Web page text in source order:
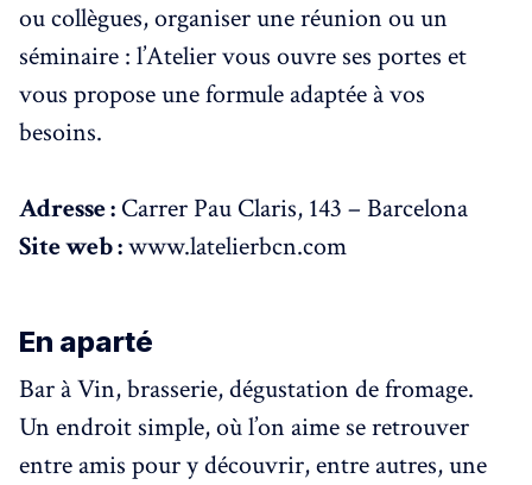
ou collègues, organiser une réunion ou un
séminaire : l’Atelier vous ouvre ses portes et
vous propose une formule adaptée à vos
besoins.
Adresse : Carrer Pau Claris, 143 – Barcelona
Site web :www.latelierbcn.com
En aparté
Bar à Vin, brasserie, dégustation de fromage.
Un endroit simple, où l’on aime se retrouver
entre amis pour y découvrir, entre autres, une